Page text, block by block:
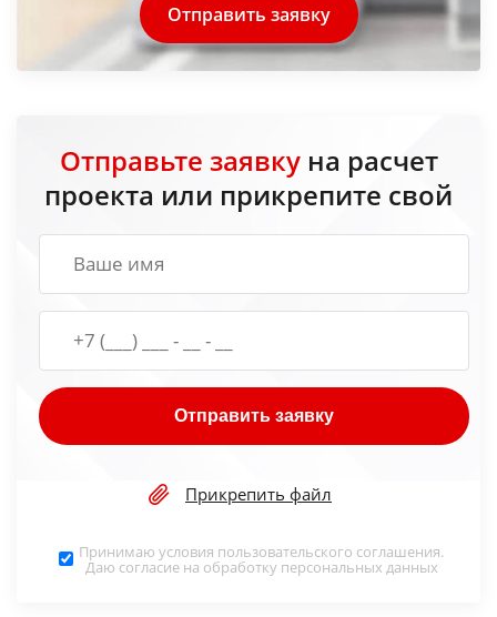
Отправить заявку
Отправьте заявкуна расчет
проекта или прикрепите свой
Отправить заявку
Прикрепить файл
Принимаю условия пользовательского соглашения.
Даю согласие на обработку персональных данных